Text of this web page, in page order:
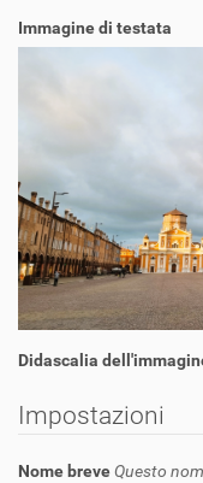
Immagine di testata
Didascalia
Impostazioni
Nome breveQuesto